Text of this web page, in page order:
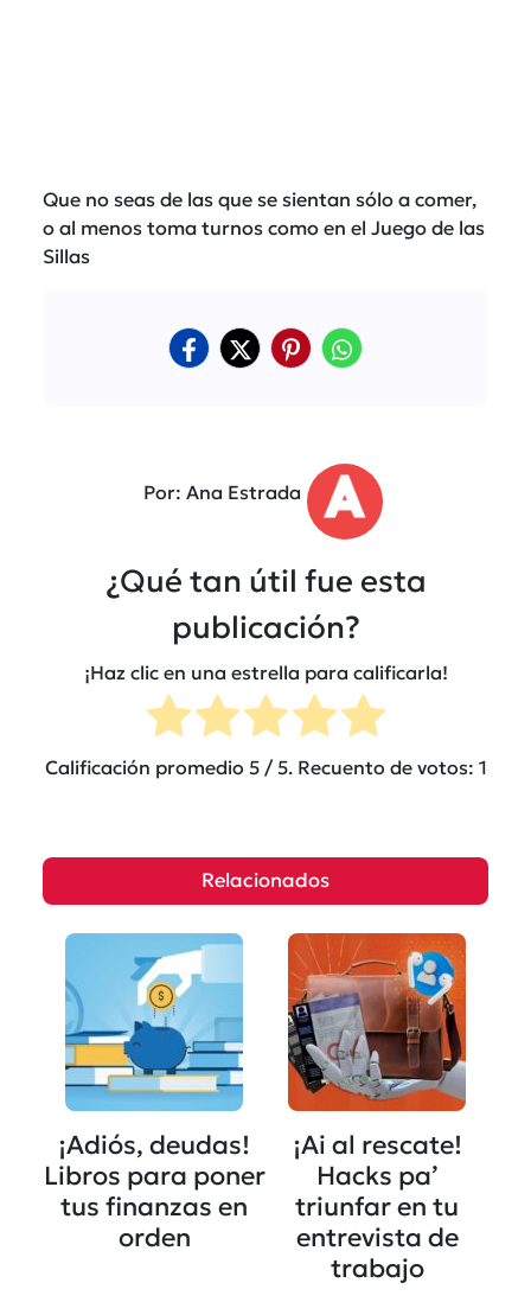
Que no seas de las que se sientan sólo a comer,
o al menos toma turnos como en el Juego de las
Sillas
Por: Ana Estrada
¿Qué tan útil fue esta
publicación?
¡Haz clic en una estrella para calificarla!
Calificación promedio 5/ 5. Recuento de votos: 1
Relacionados
¡Adiós, deudas!
Libros para poner
tus finanzas en
orden
¡Ai al rescate!
Hacks pa’
triunfar en tu
entrevista de
trabajo